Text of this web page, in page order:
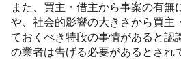
また、買主・借主から事案の有無
や、社会的影響の大きさから買主
ておくべき特段の事情があると認
の業者は告げる必要があるとされ